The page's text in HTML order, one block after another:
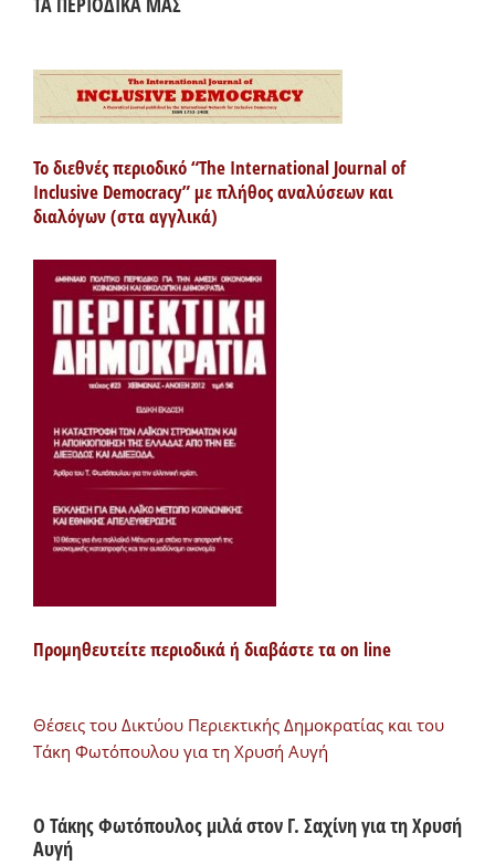
Το διεθνές περιοδικό “The International Journal of
Inclusive Democracy” με πλήθος αναλύσεων και
διαλόγων (στα αγγλικά)
Προμηθευτείτε περιοδικά ή διαβάστε τα on line
Θέσεις του Δικτύου Περιεκτικής Δημοκρατίας και του
Τάκη Φωτόπουλου για τη Χρυσή Αυγή
Ο Τάκης Φωτόπουλος μιλά στον Γ. Σαχίνη για τη Χρυσή
Αυγή